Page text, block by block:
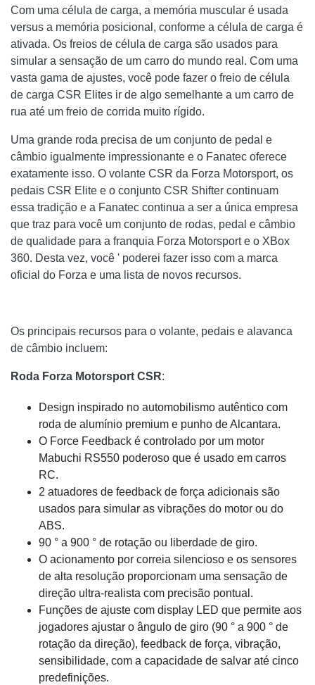
Com uma célula de carga, a memória muscular é usada
versus a memória posicional, conforme a célula de carga é
ativada. Os freios de célula de carga são usados ​​para
simular a sensação de um carro do mundo real. Com uma
vasta gama de ajustes, você pode fazer o freio de célula
de carga CSR Elites ir de algo semelhante a um carro de
rua até um freio de corrida muito rígido.
Uma grande roda precisa de um conjunto de pedal e
câmbio igualmente impressionante e o Fanatec oferece
exatamente isso. O volante CSR da Forza Motorsport, os
pedais CSR Elite e o conjunto CSR Shifter continuam
essa tradição e a Fanatec continua a ser a única empresa
que traz para você um conjunto de rodas, pedal e câmbio
de qualidade para a franquia Forza Motorsport e o XBox
360. Desta vez, você ' poderei fazer isso com a marca
oficial do Forza e uma lista de novos recursos.
Os principais recursos para o volante, pedais e alavanca
de câmbio incluem:
Roda Forza Motorsport CSR:
Design inspirado no automobilismo autêntico com
roda de alumínio premium e punho de Alcantara.
O Force Feedback é controlado por um motor
Mabuchi RS550 poderoso que é usado em carros
RC.
2 atuadores de feedback de força adicionais são
usados ​​para simular as vibrações do motor ou do
ABS.
90 ° a 900 ° de rotação ou liberdade de giro.
O acionamento por correia silencioso e os sensores
de alta resolução proporcionam uma sensação de
direção ultra-realista com precisão pontual.
Funções de ajuste com display LED que permite aos
jogadores ajustar o ângulo de giro (90 ° a 900 ° de
rotação da direção), feedback de força, vibração,
sensibilidade, com a capacidade de salvar até cinco
predefinições.